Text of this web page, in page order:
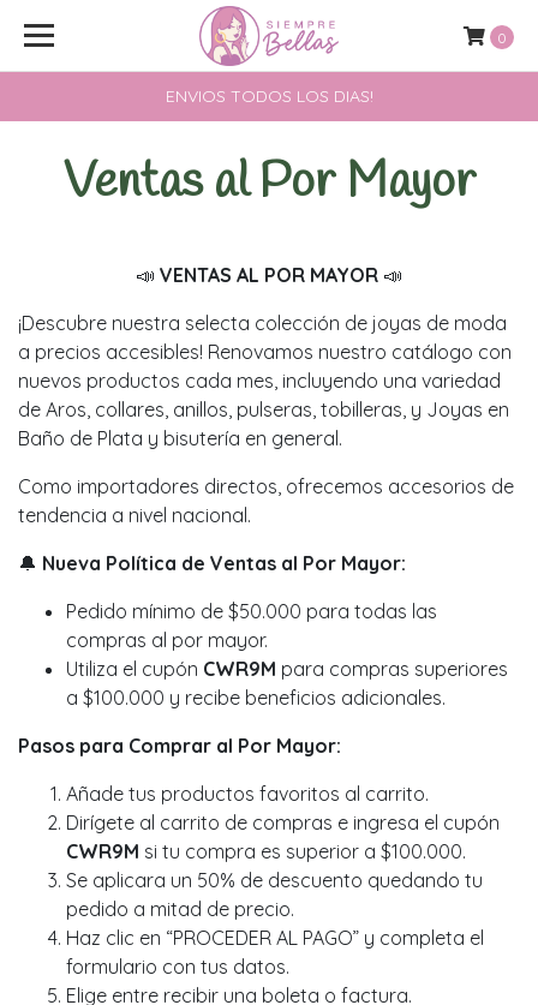
ENVIOS TODOS LOS DIAS!
0
Ventas al Por Mayor
📣 VENTAS AL POR MAYOR 📣
¡Descubre nuestra selecta colección de joyas de moda
a precios accesibles! Renovamos nuestro catálogo con
nuevos productos cada mes, incluyendo una variedad
de Aros, collares, anillos, pulseras, tobilleras, y Joyas en
Baño de Plata y bisutería en general.
Como importadores directos, ofrecemos accesorios de
tendencia a nivel nacional.
🔔 Nueva Política de Ventas al Por Mayor:
Pedido mínimo de $50.000 para todas las
compras al por mayor.
Utiliza el cupón CWR9M para compras superiores
a $100.000 y recibe beneficios adicionales.
Pasos para Comprar al Por Mayor:
Añade tus productos favoritos al carrito.
Dirígete al carrito de compras e ingresa el cupón
CWR9M si tu compra es superior a $100.000.
Se aplicara un 50% de descuento quedando tu
pedido a mitad de precio.
Haz clic en “PROCEDER AL PAGO” y completa el
formulario con tus datos.
Elige entre recibir una boleta o factura.